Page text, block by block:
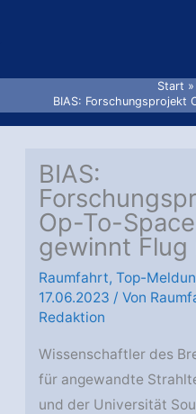
Start
BIAS: Forschungsprojekt
BIAS:
Op-To-Space
gewinnt Flug
Raumfahrt,Top-
17.06.2023 / Von
Redaktion
Wissenschaftler des
für angewandte
und der Universität